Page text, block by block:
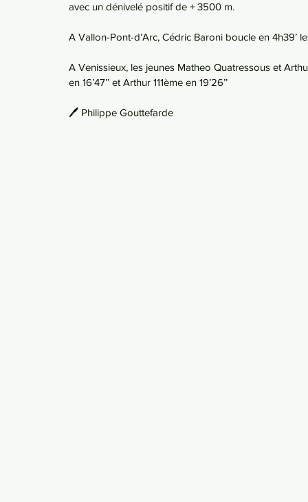
avec un dénivelé positif de + 3500 m.
A Vallon-Pont-d’Arc, Cédric Baroni boucle en 4h39’
A Venissieux, les jeunes Matheo Quatressous et
en 16’47’’ et Arthur 111ème en 19’26’’
🖊️ Philippe Gouttefarde